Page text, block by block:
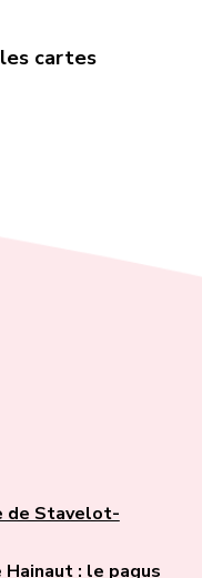
cartes
de Stavelot-
: le pagus